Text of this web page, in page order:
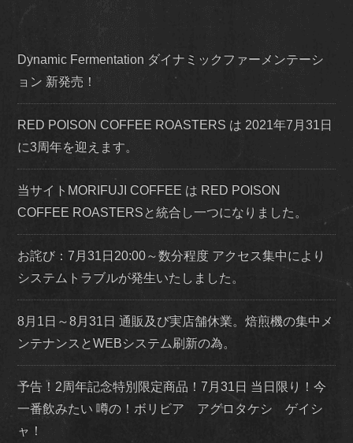
Dynamic Fermentation ダイナミックファーメンテーシ
ョン 新発売！
RED POISON COFFEE ROASTERS は 2021年7月31日
に3周年を迎えます。
当サイトMORIFUJI COFFEE は RED POISON
COFFEE ROASTERSと統合し一つになりました。
お詫び：7月31日20:00～数分程度 アクセス集中により
システムトラブルが発生いたしました。
8月1日～8月31日 通販及び実店舗休業。焙煎機の集中メ
ンテナンスとWEBシステム刷新の為。
予告！2周年記念特別限定商品！7月31日 当日限り！今
一番飲みたい 噂の！ボリビア アグロタケシ ゲイシ
ャ！